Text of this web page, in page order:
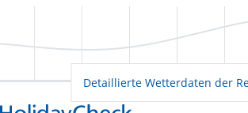
Detaillierte Wetterdaten der